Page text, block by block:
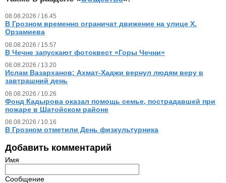
08.08.2026 / 16.45
В Грозном временно ограничат движение на улице Х.
Орзамиева
08.08.2026 / 15.57
В Чечне запускают фотоквест «Горы Чечни»
08.08.2026 / 13.20
Ислам Вазарханов: Ахмат-Хаджи вернул людям веру в
завтрашний день
08.08.2026 / 10.26
Фонд Кадырова оказал помощь семье, пострадавшей при
пожаре в Шатойском районе
08.08.2026 / 10.16
В Грозном отметили День физкультурника
Добавить комментарий
Имя
Сообщение